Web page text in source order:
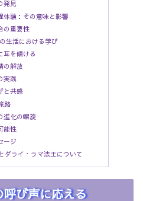
発見
体験：その意味と影響
の重要性
生活における学び
耳を傾ける
の解放
実践
と共感
路
進化の螺旋
能性
ージ
ダライ・ラマ法王について
呼び声に応える